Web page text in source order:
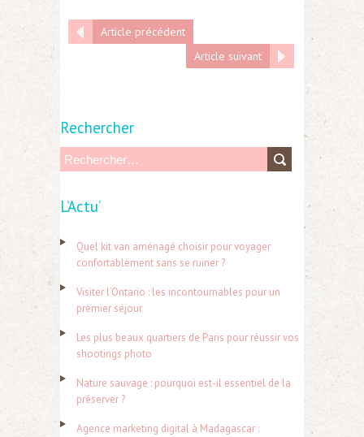
Article précédent
Article suivant
Rechercher
c
h
r
:
L’Actu’
Quel kit van aménagé choisir pour voyager
confortablement sans se ruiner ?
Visiter l’Ontario : les incontournables pour un
premier séjour
Les plus beaux quartiers de Paris pour réussir vos
shootings photo
Nature sauvage : pourquoi est-il essentiel de la
préserver ?
Agence marketing digital à Madagascar :